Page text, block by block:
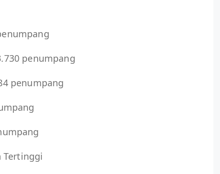
penumpang
penumpang
Tertinggi